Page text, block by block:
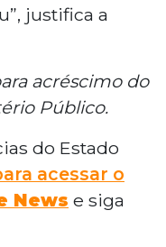
justifica a
acréscimo do
Público.
do Estado
acessar o
News e siga